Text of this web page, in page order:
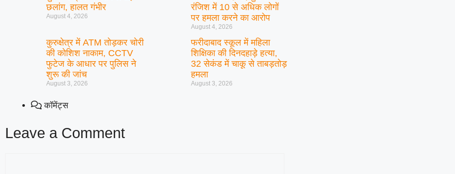
छलांग, हालत गंभीर
August 4, 2026
रंजिश में 10 से अधिक लोगों
पर हमला करने का आरोप
August 4, 2026
कुरुक्षेत्र में ATM तोड़कर चोरी
की कोशिश नाकाम, CCTV
फुटेज के आधार पर पुलिस ने
शुरू की जांच
August 3, 2026
फरीदाबाद स्कूल में महिला
शिक्षिका की दिनदहाड़े हत्या,
32 सेकंड में चाकू से ताबड़तोड़
हमला
August 3, 2026
कॉमेंट्स
Leave a Comment